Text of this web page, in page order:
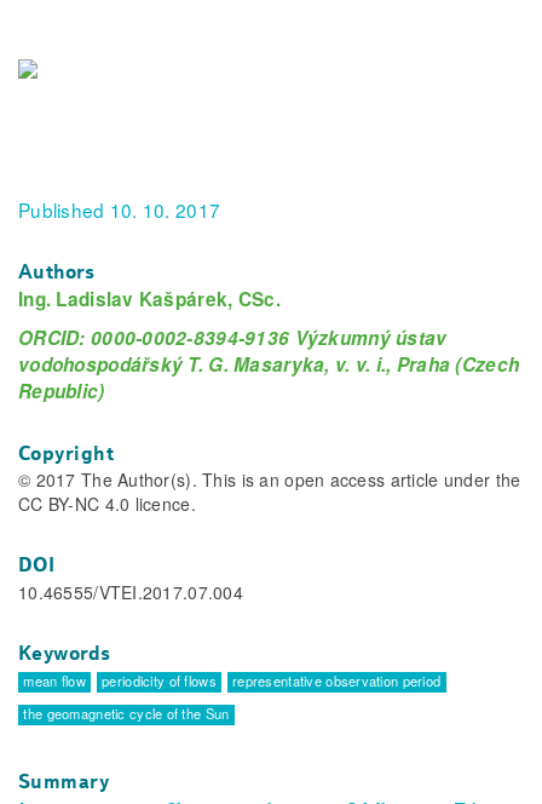
Published 10. 10. 2017
Authors
Ing. Ladislav Kašpárek, CSc.
ORCID: 0000-0002-8394-9136 Výzkumný ústav
vodohospodářský T. G. Masaryka, v. v. i., Praha (Czech
Republic)
Copyright
© 2017 The Author(s). This is an open access article under the
CC BY-NC 4.0 licence.
DOI
10.46555/VTEI.2017.07.004
Keywords
mean flow periodicity of flows
representative observation period
the geomagnetic cycle of the Sun
Summary